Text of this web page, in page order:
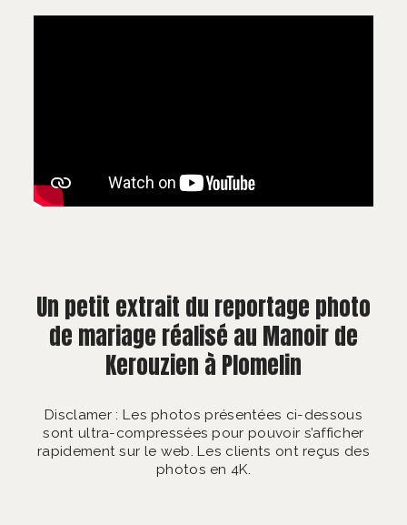
Un petit extrait du reportage photo
de mariage réalisé au Manoir de
Kerouzien à Plomelin
Disclamer : Les photos présentées ci-dessous
sont ultra-compressées pour pouvoir s’afficher
rapidement sur le web. Les clients ont reçus des
photos en 4K.